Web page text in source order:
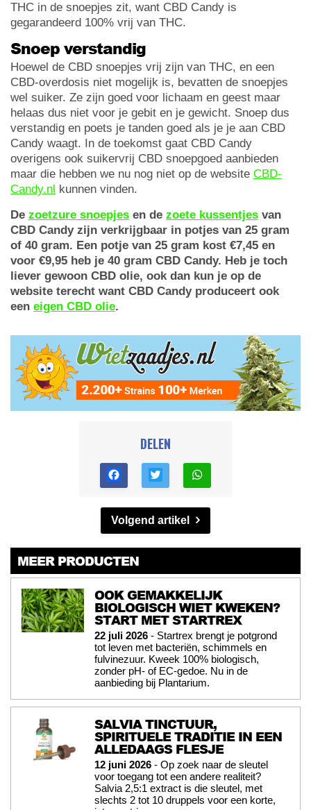
THC in de snoepjes zit, want CBD Candy is
gegarandeerd 100% vrij van THC.
Snoep verstandig
Hoewel de CBD snoepjes vrij zijn van THC, en een
CBD-overdosis niet mogelijk is, bevatten de snoepjes
wel suiker. Ze zijn goed voor lichaam en geest maar
helaas dus niet voor je gebit en je gewicht. Snoep dus
verstandig en poets je tanden goed als je je aan CBD
Candy waagt. In de toekomst gaat CBD Candy
overigens ook suikervrij CBD snoepgoed aanbieden
maar die hebben we nu nog niet op de website CBD-
Candy.nl kunnen vinden.
De zoetzure snoepjes en de zoete kussentjes van
CBD Candy zijn verkrijgbaar in potjes van 25 gram
of 40 gram. Een potje van 25 gram kost €7,45 en
voor €9,95 heb je 40 gram CBD Candy. Heb je toch
liever gewoon CBD olie, ook dan kun je op de
website terecht want CBD Candy produceert ook
een eigen CBD olie.
DELEN
Volgend artikel
MEER PRODUCTEN
OOK GEMAKKELIJK
BIOLOGISCH WIET KWEKEN?
START MET STARTREX
22 juli 2026 - Startrex brengt je potgrond
tot leven met bacteriën, schimmels en
fulvinezuur. Kweek 100% biologisch,
zonder pH- of EC-gedoe. Nu in de
aanbieding bij Plantarium.
SALVIA TINCTUUR,
SPIRITUELE TRADITIE IN EEN
ALLEDAAGS FLESJE
12 juni 2026 - Op zoek naar de sleutel
voor toegang tot een andere realiteit?
Salvia 2,5:1 extract is die sleutel, met
slechts 2 tot 10 druppels voor een korte,